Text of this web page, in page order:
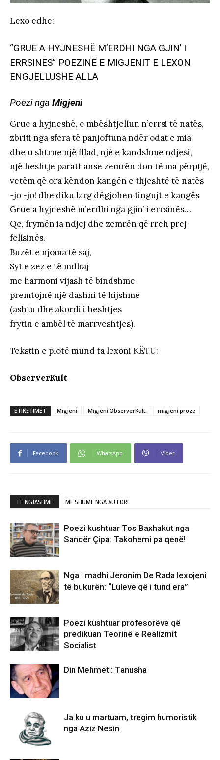
Lexo edhe:
“GRUE A HYJNESHË M’ERDHI NGA GJIN’ I
ERRSINËS” POEZINË E MIGJENIT E LEXON
ENGJËLLUSHE ALLA
Poezi nga Migjeni
Grue a hyjneshë, e mbështjellun n’errsi të natës,
zbriti nga sfera të panjoftuna ndër odat e mia
dhe u shtrue një fllad, një e kandshme ndjesi,
një heshtje parathanse zemrën don të ma përpijë,
vetëm që ora këndon kangën e thjeshtë të natës
-jo -jo! dhe diku larg dëgjohen tingujt e kangës
Grue a hyjneshë m’erdhi nga gjin’ i errsinës…
Qe, frymën ia ndjej dhe zemrën që rreh prej
fellsinës.
Buzët e njoma të saj,
Syt e zez e të mdhaj
me harmoni vijash të bindshme
premtojnë një dashni të hijshme
(ashtu dhe akordi i heshtjes
frytin e ambël të marrveshtjes).
Tekstin e plotë mund ta lexoni KËTU:
ObserverKult
ETIKETIMET Migjeni Migjeni ObserverKult. migjeni proze
Facebook WhatsApp Viber
TË NGJASHME MË SHUMË NGA AUTORI
Poezi kushtuar Tos Baxhakut nga
Sandër Çipa: Takohemi pa qenë!
Nga i madhi Jeronim De Rada lexojeni
të bukurën: “Luleve që i tund era”
Poezi kushtuar profesorëve që
predikuan Teorinë e Realizmit
Socialist
Din Mehmeti: Tanusha
Ja ku u martuam, tregim humoristik
nga Aziz Nesin